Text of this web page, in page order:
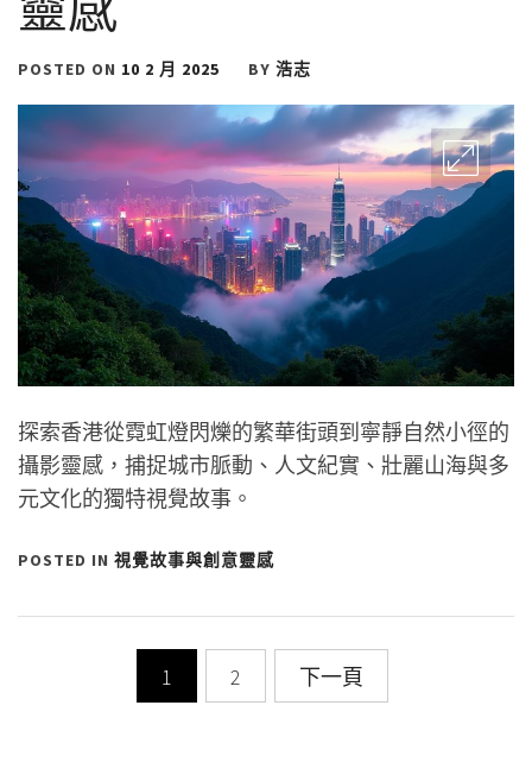
POSTED ON 10 2 月 2025 BY 浩志
探索香港從霓虹燈閃爍的繁華街頭到寧靜自然小徑的
攝影靈感，捕捉城市脈動、人文紀實、壯麗山海與多
元文化的獨特視覺故事。
POSTED IN 視覺故事與創意靈感
1 2 下一頁